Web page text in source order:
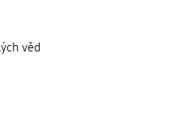
věd